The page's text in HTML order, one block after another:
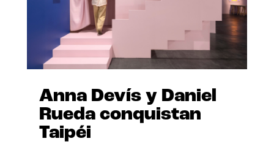
Anna Devís y Daniel
Rueda conquistan
Taipéi